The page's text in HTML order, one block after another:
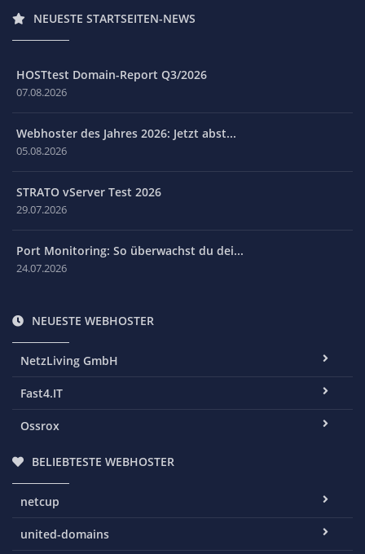
NEUESTE STARTSEITEN-NEWS
HOSTtest Domain-Report Q3/2026
07.08.2026
Webhoster des Jahres 2026: Jetzt abst...
05.08.2026
STRATO vServer Test 2026
29.07.2026
Port Monitoring: So überwachst du dei...
24.07.2026
NEUESTE WEBHOSTER
NetzLiving GmbH
Fast4.IT
Ossrox
BELIEBTESTE WEBHOSTER
netcup
united-domains